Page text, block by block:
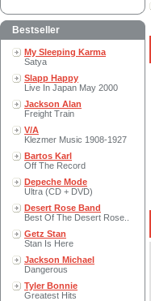
Bestseller
My Sleeping Karma
Satya
Slapp Happy
Live In Japan May 2000
Jackson Alan
Freight Train
V/A
Klezmer Music 1908-1927
Bartos Karl
Off The Record
Depeche Mode
Ultra (CD + DVD)
Desert Rose Band
Best Of The Desert Rose..
Getz Stan
Stan Is Here
Jackson Michael
Dangerous
Tyler Bonnie
Greatest Hits